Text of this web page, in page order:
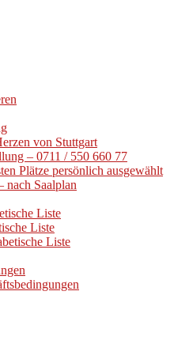
von Stuttgart
– 0711 / 550 660 77
Plätze persönlich ausgewählt
nach Saalplan
Liste
Liste
Liste